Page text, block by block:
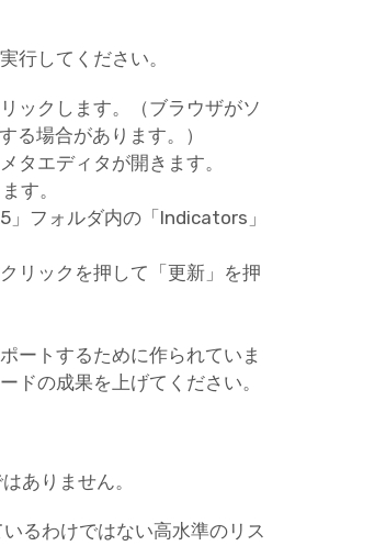
行してください。
ックします。（ブラウザがソ
る場合があります。）
タエディタが開きます。
す。
フォルダ内の「Indicators」
リックを押して「更新」を押
ートするために作られていま
ドの成果を上げてください。
ありません。
るわけではない高水準のリス